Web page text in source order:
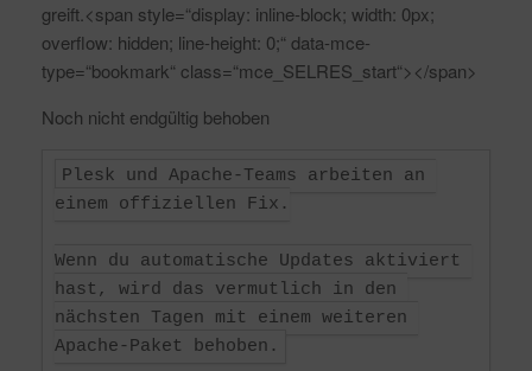
greift.<span style=“display: inline-block; width: 0px;
overflow: hidden; line-height: 0;“ data-mce-
type=“bookmark“ class=“mce_SELRES_start“></span>
Noch nicht endgültig behoben
Plesk und Apache-Teams arbeiten an
einem offiziellen Fix.
Wenn du automatische Updates aktiviert
hast, wird das vermutlich in den
nächsten Tagen mit einem weiteren
Apache-Paket behoben.